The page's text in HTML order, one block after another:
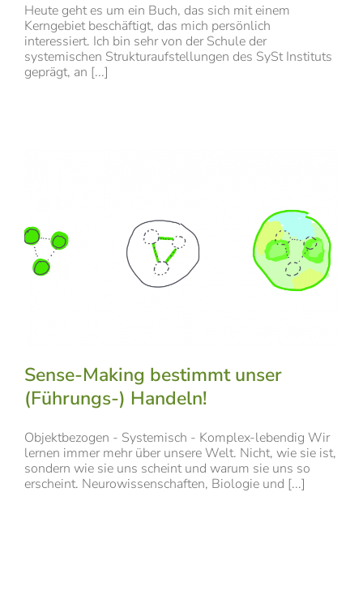
Heute geht es um ein Buch, das sich mit einem
Kerngebiet beschäftigt, das mich persönlich
interessiert. Ich bin sehr von der Schule der
systemischen Strukturaufstellungen des SySt Instituts
geprägt, an [...]
Sense-Making bestimmt unser
(Führungs-) Handeln!
Objektbezogen - Systemisch - Komplex-lebendig Wir
lernen immer mehr über unsere Welt. Nicht, wie sie ist,
sondern wie sie uns scheint und warum sie uns so
erscheint. Neurowissenschaften, Biologie und [...]